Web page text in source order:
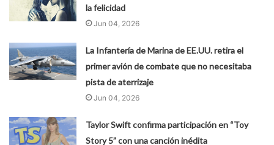
la felicidad
Jun 04, 2026
La Infantería de Marina de EE.UU. retira el
primer avión de combate que no necesitaba
pista de aterrizaje
Jun 04, 2026
Taylor Swift confirma participación en “Toy
Story 5” con una canción inédita